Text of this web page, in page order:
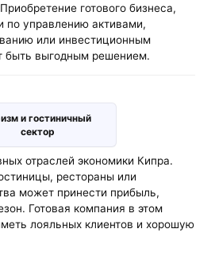
готового бизнеса,
по управлению активами,
или инвестиционным
быть выгодным решением.
и гостиничный
сектор
отраслей экономики Кипра.
рестораны или
может принести прибыль,
Готовая компания в этом
лояльных клиентов и хорошую